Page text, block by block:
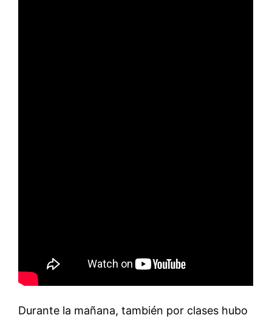
Durante la mañana, también por clases hubo